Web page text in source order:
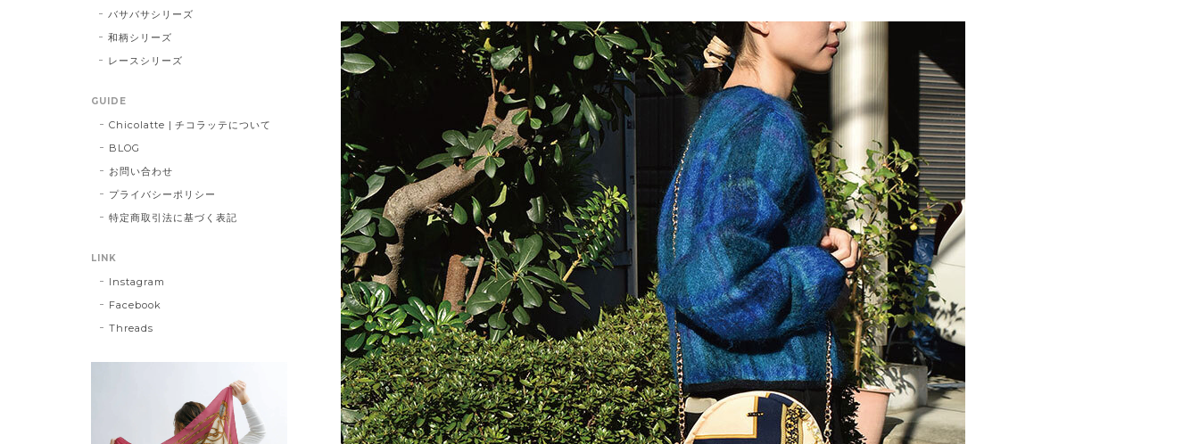
バサバサシリーズ
和柄シリーズ
レースシリーズ
GUIDE
Chicolatte | チコラッテについて
BLOG
お問い合わせ
プライバシーポリシー
特定商取引法に基づく表記
LINK
Instagram
Facebook
Threads